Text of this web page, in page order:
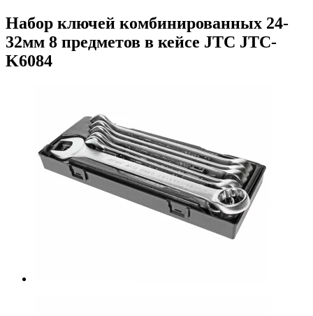
Набор ключей комбинированных 24-
32мм 8 предметов в кейсе JTC JTC-
K6084